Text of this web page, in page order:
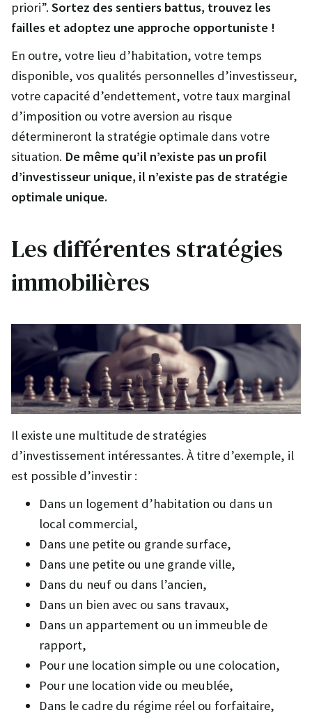
priori”. Sortez des sentiers battus, trouvez les
failles et adoptez une approche opportuniste !
En outre, votre lieu d’habitation, votre temps
disponible, vos qualités personnelles d’investisseur,
votre capacité d’endettement, votre taux marginal
d’imposition ou votre aversion au risque
détermineront la stratégie optimale dans votre
situation. De même qu’il n’existe pas un profil
d’investisseur unique, il n’existe pas de stratégie
optimale unique.
Les différentes stratégies
immobilières
Il existe une multitude de stratégies
d’investissement intéressantes. À titre d’exemple, il
est possible d’investir :
Dans un logement d’habitation ou dans un
local commercial,
Dans une petite ou grande surface,
Dans une petite ou une grande ville,
Dans du neuf ou dans l’ancien,
Dans un bien avec ou sans travaux,
Dans un appartement ou un immeuble de
rapport,
Pour une location simple ou une colocation,
Pour une location vide ou meublée,
Dans le cadre du régime réel ou forfaitaire,